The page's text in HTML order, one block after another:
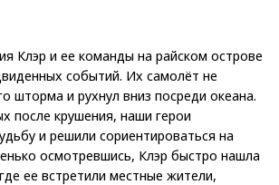
Клэр и ее команды на райском острове
событий. Их самолёт не
шторма и рухнул вниз посреди океана.
после крушения, наши герои
и решили сориентироваться на
осмотревшись, Клэр быстро нашла
ее встретили местные жители,